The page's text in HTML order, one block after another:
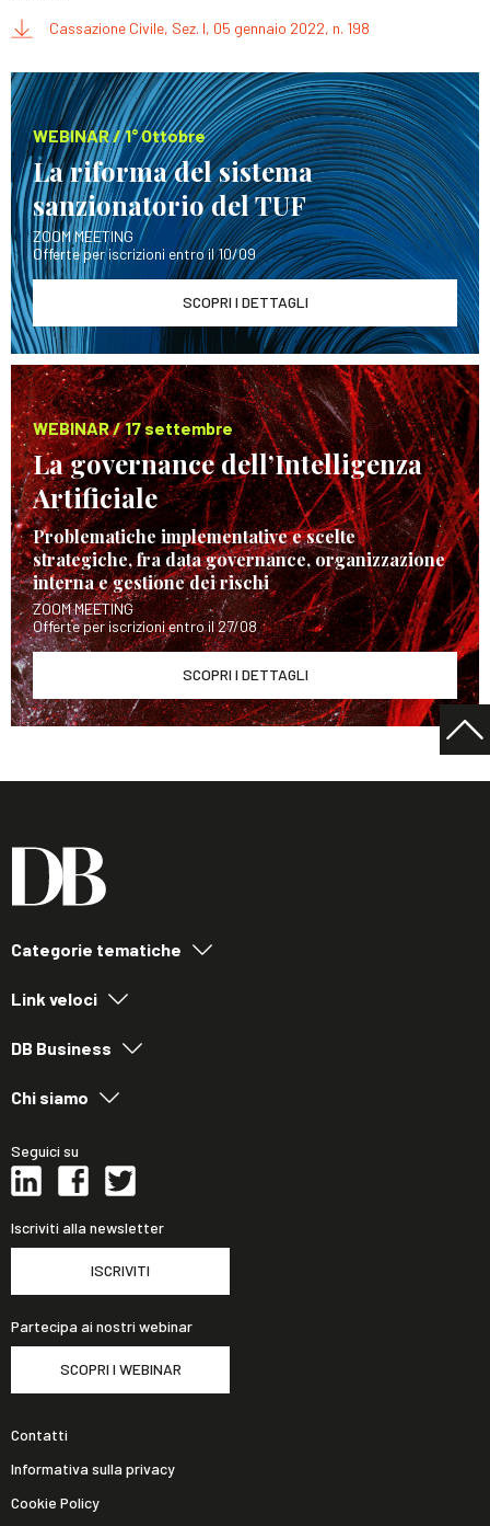
Cassazione Civile, Sez. I, 05 gennaio 2022, n. 198
WEBINAR / 1° Ottobre
La riforma del sistema
sanzionatorio del TUF
ZOOM MEETING
Offerte per iscrizioni entro il 10/09
SCOPRI I DETTAGLI
WEBINAR / 17 settembre
La governance dell’Intelligenza
Artificiale
Problematiche implementative e scelte
strategiche, fra data governance, organizzazione
interna e gestione dei rischi
ZOOM MEETING
Offerte per iscrizioni entro il 27/08
SCOPRI I DETTAGLI
Categorie tematiche
Link veloci
DB Business
Chi siamo
Seguici su
Iscriviti alla newsletter
ISCRIVITI
Partecipa ai nostri webinar
SCOPRI I WEBINAR
Contatti
Informativa sulla privacy
Cookie Policy